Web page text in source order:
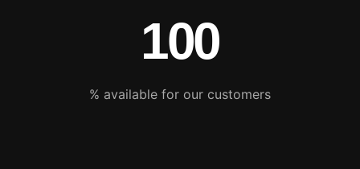
100
% available for our customers